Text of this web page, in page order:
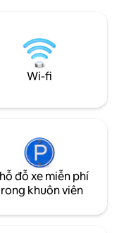
cần. Đặt chỗ ở
Wi-fi
đỗ xe miễn phí
khuôn viên